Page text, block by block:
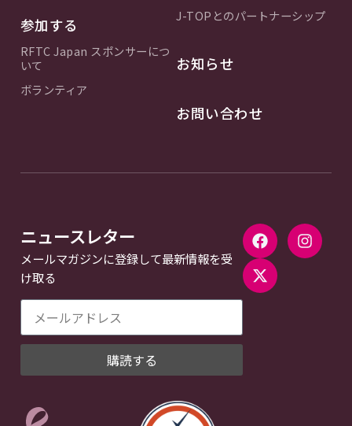
参加する
RFTC Japan スポンサーにつ
いて
ボランティア
J-TOPとのパートナーシップ
お知らせ
お問い合わせ
ニュースレター
メールマガジンに登録して最新情報を受
け取る
購読する